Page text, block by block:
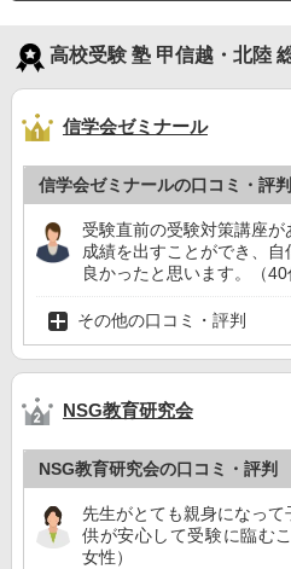
高校受験 塾 甲信越・北陸
信学会ゼミナール
信学会ゼミナールの口コミ・評判
受験直前の受験対策講座
成績を出すことができ、
良かったと思います。（40
その他の口コミ・評判
NSG教育研究会
NSG教育研究会の口コミ・評判
先生がとても親身になっ
供が安心して受験に臨む
女性）